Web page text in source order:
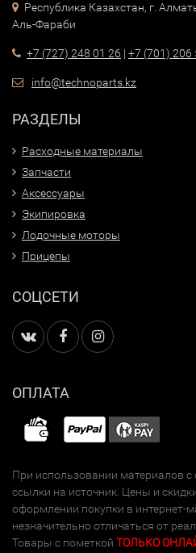
Республика Казахстан, г.
Аль-Фараби
+7 (727) 248 01 26 | +7 (701) 206
info@technoparts.kz
РАЗДЕЛЫ
Расходные материалы
Запчасти
Аксессуары
Экипировка
Лодочные моторы
Прицепы
СОЦСЕТИ
ОПЛАТА
При использовании материалов
ссылки на источник. Цены и
оформлении покупки в интернет-
незначительно отличаться от
Товары с пометкой ТОЛЬКО